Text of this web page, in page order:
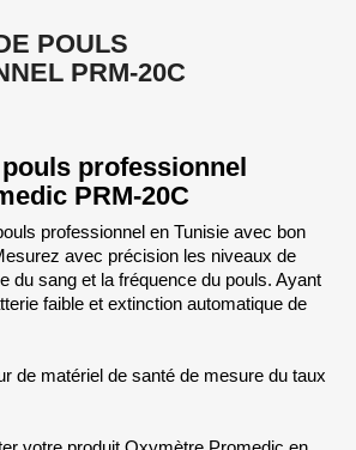
POULS
PRM-20C
professionnel
PRM-20C
professionnel en Tunisie avec bon
avec précision les niveaux de
du sang et la fréquence du pouls. Ayant
faible et extinction automatique de
de matériel de santé de mesure du taux